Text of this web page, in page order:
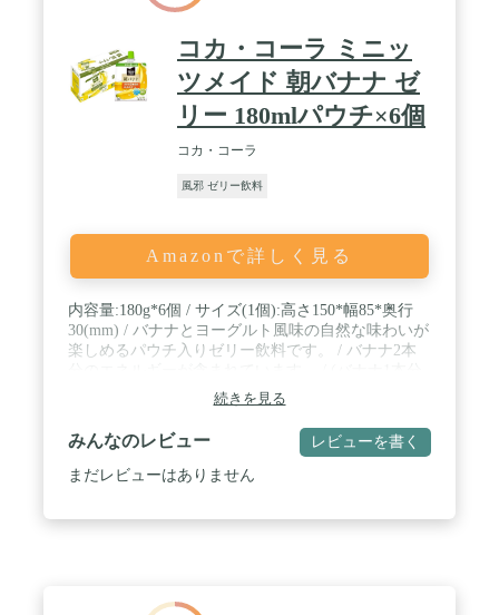
コカ・コーラ ミニッ
ツメイド 朝バナナ ゼ
リー 180mlパウチ×6個
コカ・コーラ
風邪 ゼリー飲料
Amazonで詳しく見る
内容量:180g*6個 / サイズ(1個):高さ150*幅85*奥行
30(mm) / バナナとヨーグルト風味の自然な味わいが
楽しめるパウチ入りゼリー飲料です。 / バナナ2本
を可食部分105gとしています)おいしさと栄養バラ
ンスを考えた健康的な朝食に適合です。
続きを見る
みんなのレビュー レビューを書く
まだレビューはありません